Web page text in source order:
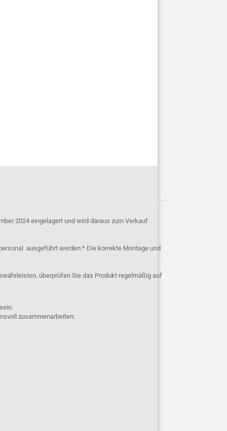
2024 eingelagert und wird daraus zum Verkauf
ausgeführt werden.* Die korrekte Montage und
überprüfen Sie das Produkt regelmäßig auf
zusammenarbeiten: